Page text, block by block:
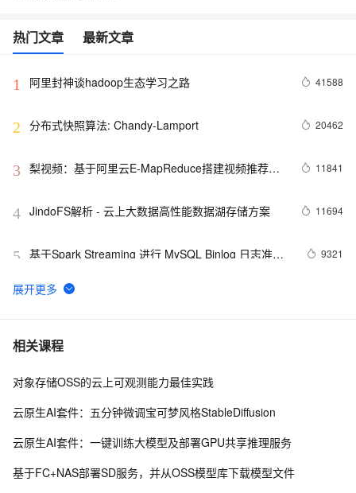
热门文章 最新文章
1 阿里封神谈hadoop生态学习之路 41588
2 分布式快照算法: Chandy-Lamport 20462
3 梨视频：基于阿里云E-MapReduce搭建视频推荐系
11841
4 JindoFS解析 - 云上大数据高性能数据湖存储方案 11694
5 基于Spark Streaming 进行 MySQL Binlog 日志准实
9321
6 从数砖开源 Delta Lake 说起
7 【译】使用Spark SQL 运行大规模基因组工作流
8 开源生态的新发展：Apache Spark 3.0、Koala和
10hive在E-MapReduce集群的实践（二）集群hive参数
相关课程
对象存储OSS的云上可观测能力最佳实践
云原生AI套件：五分钟微调宝可梦风格StableDiffusion
云原生AI套件：一键训练大模型及部署GPU共享推理服务
基于FC+NAS部署SD服务，并从OSS模型库下载模型文件